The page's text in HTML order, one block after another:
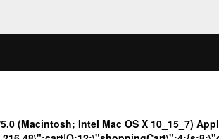
(Macintosh; Intel Mac OS X 10_15_7)